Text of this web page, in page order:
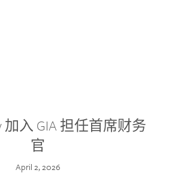
加入 GIA 担任首席财务
官
April 2, 2026